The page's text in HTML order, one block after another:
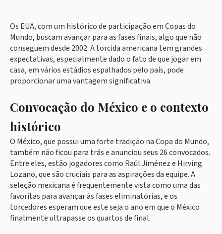
Os EUA, com um histórico de participação em Copas do
Mundo, buscam avançar para as fases finais, algo que não
conseguem desde 2002. A torcida americana tem grandes
expectativas, especialmente dado o fato de que jogar em
casa, em vários estádios espalhados pelo país, pode
proporcionar uma vantagem significativa.
Convocação do México e o contexto
histórico
O México, que possui uma forte tradição na Copa do Mundo,
também não ficou para trás e anunciou seus 26 convocados.
Entre eles, estão jogadores como Raúl Jiménez e Hirving
Lozano, que são cruciais para as aspirações da equipe. A
seleção mexicana é frequentemente vista como uma das
favoritas para avançar às fases eliminatórias, e os
torcedores esperam que este seja o ano em que o México
finalmente ultrapasse os quartos de final.